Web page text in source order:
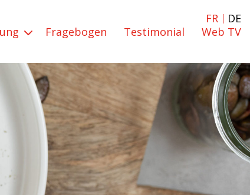
Fragebogen Testimonial Web TV
FR DE